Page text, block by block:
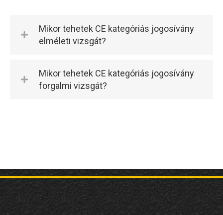
Mikor tehetek CE kategóriás jogosívány
elméleti vizsgát?
Mikor tehetek CE kategóriás jogosívány
forgalmi vizsgát?